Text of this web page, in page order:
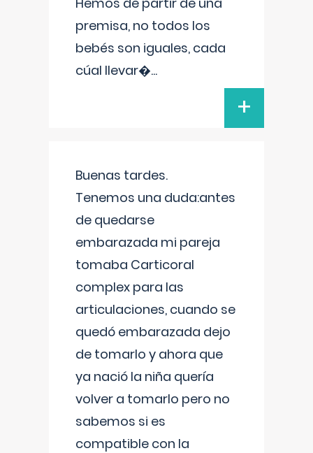
premisa, no todos los
bebés son iguales, cada
cúal llevar�...
+
Buenas tardes.
Tenemos una duda:antes
de quedarse
embarazada mi pareja
tomaba Carticoral
complex para las
articulaciones, cuando se
quedó embarazada dejo
de tomarlo y ahora que
ya nació la niña quería
volver a tomarlo pero no
sabemos si es
compatible con la